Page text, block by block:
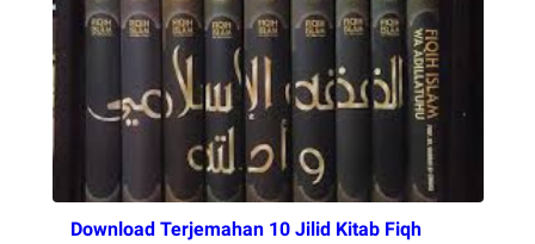
Download Terjemahan 10 Jilid Kitab Fiqh